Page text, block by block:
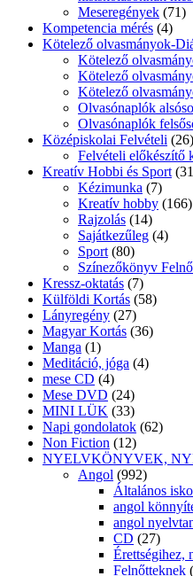
Meseregények (71)
Kompetencia mérés (4)
Kötelező olvasmányok-
Kötelező
Kötelező
Kötelező
Olvasónaplók
Olvasónaplók
Középiskolai Felvételi (26)
Felvételi előkészítő
Kreatív Hobbi és Sport
Kézimunka (7)
Kreatív hobby (166)
Rajzolás (14)
Sajátkezűleg (4)
Sport (80)
Színezőkönyv
Kressz-oktatás (7)
Külföldi Kortás (58)
Lányregény (27)
Magyar Kortás (36)
Manga (1)
Meditáció, jóga (4)
mese CD (4)
Mese DVD (24)
MINI LÜK (33)
Napi gondolatok (62)
Non Fiction (12)
NYELVKÖNYVEK,
Angol (992)
Általános
angol
angol
CD (27)
Érettségihez,
Felnőtteknek